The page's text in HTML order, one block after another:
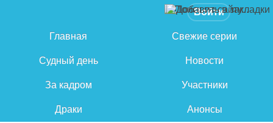
Войти
Главная Свежие серии
Судный день Новости
За кадром Участники
Драки Анонсы